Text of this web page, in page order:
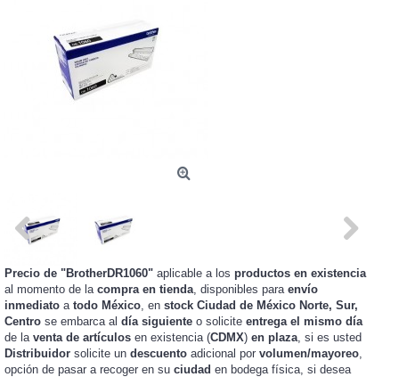
Precio de "BrotherDR1060" aplicable a los productos en existencia
al momento de la compra en tienda , disponibles para envío
inmediato a todo México , en stock Ciudad de México Norte, Sur,
Centro se embarca al día siguiente o solicite entrega el mismo día
de la venta de artículos en existencia (CDMX) en plaza , si es usted
Distribuidor solicite un descuento adicional por volumen/mayoreo
opción de pasar a recoger en su ciudad en bodega física, si desea